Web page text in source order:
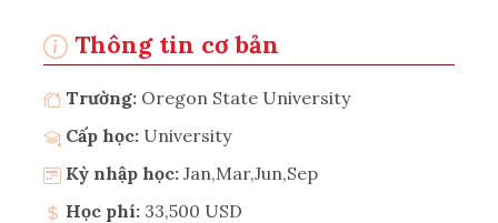
Thông tin cơ bản
Trường: Oregon State University
Cấp học: University
Kỳ nhập học: Jan,Mar,Jun,Sep
Học phí: 33,500 USD